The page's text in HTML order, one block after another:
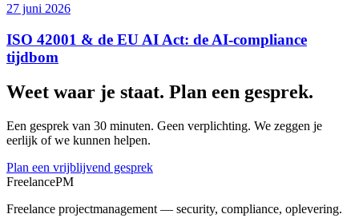
27 juni 2026
ISO 42001 & de EU AI Act: de AI-compliance
tijdbom
Weet waar je staat. Plan een gesprek.
Een gesprek van 30 minuten. Geen verplichting. We zeggen je
eerlijk of we kunnen helpen.
Plan een vrijblijvend gesprek
FreelancePM
Freelance projectmanagement — security, compliance, oplevering.